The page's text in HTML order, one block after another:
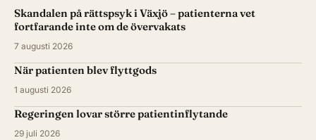
Skandalen på rättspsyk i Växjö – patienterna vet
fortfarande inte om de övervakats
7 augusti 2026
När patienten blev flyttgods
1 augusti 2026
Regeringen lovar större patientinflytande
29 juli 2026